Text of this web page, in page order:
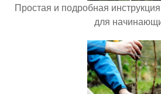
Простая и подробная
для